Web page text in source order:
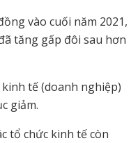
vào cuối năm 2021,
tăng gấp đôi sau hơn
tế (doanh nghiệp)
giảm.
tổ chức kinh tế còn